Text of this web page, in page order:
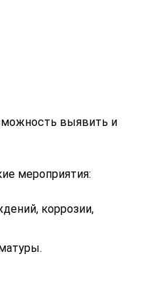
выявить и
мероприятия:
коррозии,